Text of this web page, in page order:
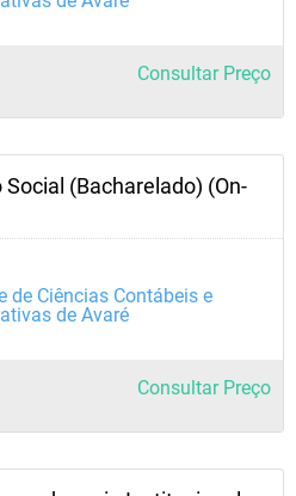
Consultar Preço
(Bacharelado) (On-
de Ciências Contábeis e
de Avaré
Consultar Preço